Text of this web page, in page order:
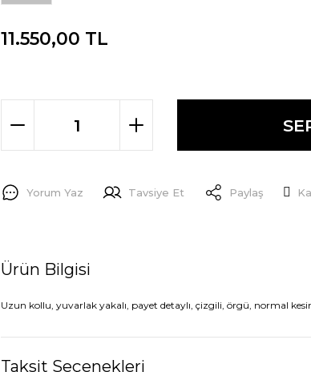
11.550,00 TL
Yorum Yaz Tavsiye Et Paylaş
Ürün Bilgisi
Uzun kollu, yuvarlak yakalı, payet detaylı, çizgili, örgü, normal
Taksit Seçenekleri